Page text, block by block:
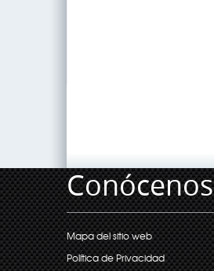
Conócenos
Mapa del sitio web
Política de Privacidad